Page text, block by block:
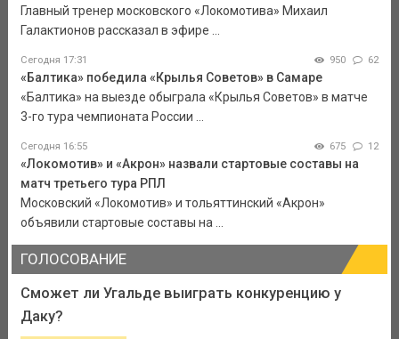
Главный тренер московского «Локомотива» Михаил
Галактионов рассказал в эфире ...
Сегодня 17:31 950 62
«Балтика» победила «Крылья Советов» в Самаре
«Балтика» на выезде обыграла «Крылья Советов» в матче
3-го тура чемпионата России ...
Сегодня 16:55 675 12
«Локомотив» и «Акрон» назвали стартовые составы на
матч третьего тура РПЛ
Московский «Локомотив» и тольяттинский «Акрон»
объявили стартовые составы на ...
ГОЛОСОВАНИЕ
Сможет ли Угальде выиграть конкуренцию у
Даку?